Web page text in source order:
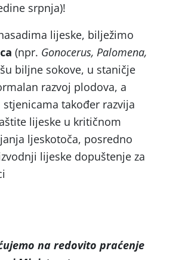
srpnja)!
lijeske, bilježimo
(npr. Gonocerus, Palomena,
biljne sokove, u staničje
razvoj plodova, a
također razvija
lijeske u kritičnom
ljeskotoča, posredno
lijeske dopuštenje za
na redovito praćenje